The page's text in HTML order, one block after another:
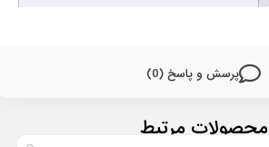
پرسش و پاسخ (0)
محصولات مرتبط